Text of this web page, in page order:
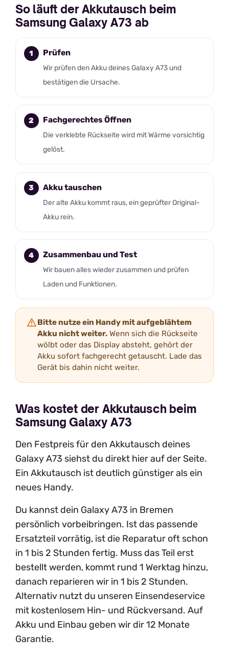
So läuft der Akkutausch beim
Samsung Galaxy A73 ab
Prüfen
Wir prüfen den Akku deines Galaxy A73 und
bestätigen die Ursache.
Fachgerechtes Öffnen
Die verklebte Rückseite wird mit Wärme vorsichtig
gelöst.
Akku tauschen
Der alte Akku kommt raus, ein geprüfter Original-
Akku rein.
Zusammenbau und Test
Wir bauen alles wieder zusammen und prüfen
Laden und Funktionen.
Bitte nutze ein Handy mit aufgeblähtem
Akku nicht weiter. Wenn sich die Rückseite
wölbt oder das Display absteht, gehört der
Akku sofort fachgerecht getauscht. Lade das
Gerät bis dahin nicht weiter.
Was kostet der Akkutausch beim
Samsung Galaxy A73
Den Festpreis für den Akkutausch deines
Galaxy A73 siehst du direkt hier auf der Seite.
Ein Akkutausch ist deutlich günstiger als ein
neues Handy.
Du kannst dein Galaxy A73 in Bremen
persönlich vorbeibringen. Ist das passende
Ersatzteil vorrätig, ist die Reparatur oft schon
in 1 bis 2 Stunden fertig. Muss das Teil erst
bestellt werden, kommt rund 1 Werktag hinzu,
danach reparieren wir in 1 bis 2 Stunden.
Alternativ nutzt du unseren Einsendeservice
mit kostenlosem Hin- und Rückversand. Auf
Akku und Einbau geben wir dir 12 Monate
Garantie.